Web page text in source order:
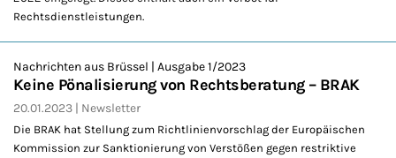
Rechtsdienstleistungen.
Nachrichten aus Brüssel | Ausgabe 1/2023
Keine Pönalisierung von Rechtsberatung – BRAK
20.01.2023 Newsletter
Die BRAK hat Stellung zum Richtlinienvorschlag der Europäischen
Kommission zur Sanktionierung von Verstößen gegen restriktive